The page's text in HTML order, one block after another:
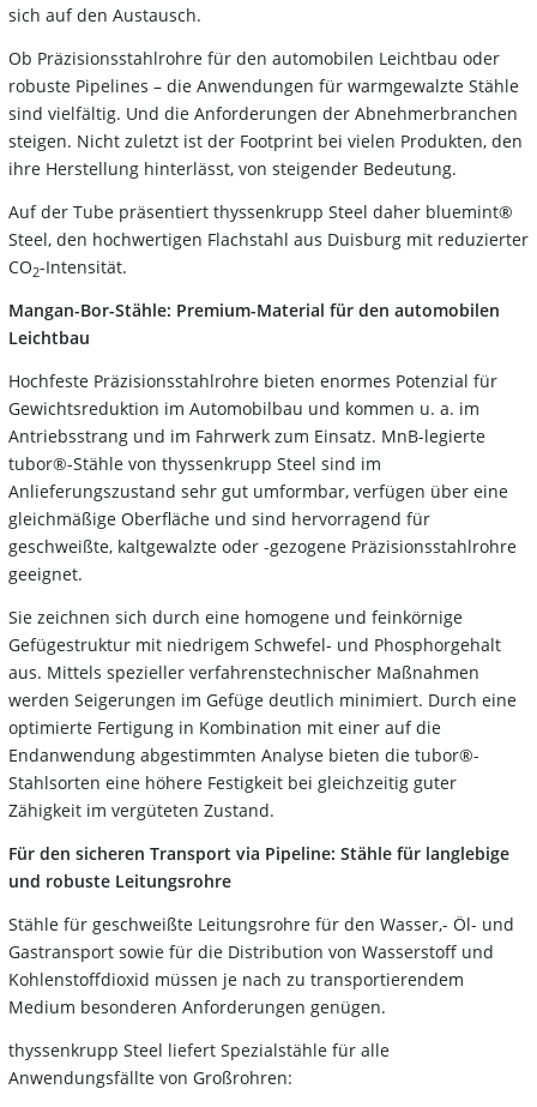
sich auf den Austausch.
Ob Präzisionsstahlrohre für den automobilen Leichtbau oder
robuste Pipelines – die Anwendungen für warmgewalzte Stähle
sind vielfältig. Und die Anforderungen der Abnehmerbranchen
steigen. Nicht zuletzt ist der Footprint bei vielen Produkten, den
ihre Herstellung hinterlässt, von steigender Bedeutung.
Auf der Tube präsentiert thyssenkrupp Steel daher bluemint®
Steel, den hochwertigen Flachstahl aus Duisburg mit reduzierter
CO2-Intensität.
Mangan-Bor-Stähle: Premium-Material für den automobilen
Leichtbau
Hochfeste Präzisionsstahlrohre bieten enormes Potenzial für
Gewichtsreduktion im Automobilbau und kommen u. a. im
Antriebsstrang und im Fahrwerk zum Einsatz. MnB-legierte
tubor®-Stähle von thyssenkrupp Steel sind im
Anlieferungszustand sehr gut umformbar, verfügen über eine
gleichmäßige Oberfläche und sind hervorragend für
geschweißte, kaltgewalzte oder -gezogene Präzisionsstahlrohre
geeignet.
Sie zeichnen sich durch eine homogene und feinkörnige
Gefügestruktur mit niedrigem Schwefel- und Phosphorgehalt
aus. Mittels spezieller verfahrenstechnischer Maßnahmen
werden Seigerungen im Gefüge deutlich minimiert. Durch eine
optimierte Fertigung in Kombination mit einer auf die
Endanwendung abgestimmten Analyse bieten die tubor®-
Stahlsorten eine höhere Festigkeit bei gleichzeitig guter
Zähigkeit im vergüteten Zustand.
Für den sicheren Transport via Pipeline: Stähle für langlebige
und robuste Leitungsrohre
Stähle für geschweißte Leitungsrohre für den Wasser,- Öl- und
Gastransport sowie für die Distribution von Wasserstoff und
Kohlenstoffdioxid müssen je nach zu transportierendem
Medium besonderen Anforderungen genügen.
thyssenkrupp Steel liefert Spezialstähle für alle
Anwendungsfällte von Großrohren: